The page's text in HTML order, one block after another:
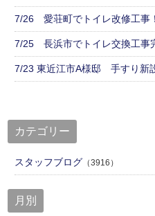
7/26 愛荘町でトイレ改修工事！
7/25 長浜市でトイレ交換工事
7/23 東近江市A様邸 手すり新
カテゴリー
スタッフブログ （3916）
月別